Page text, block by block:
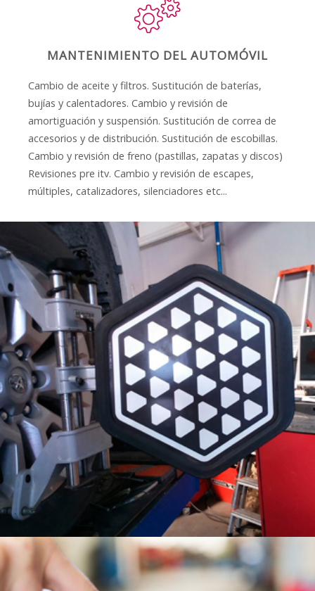
MANTENIMIENTO DEL AUTOMÓVIL
Cambio de aceite y filtros. Sustitución de baterías,
bujías y calentadores. Cambio y revisión de
amortiguación y suspensión. Sustitución de correa de
accesorios y de distribución. Sustitución de escobillas.
Cambio y revisión de freno (pastillas, zapatas y discos)
Revisiones pre itv. Cambio y revisión de escapes,
múltiples, catalizadores, silenciadores etc...